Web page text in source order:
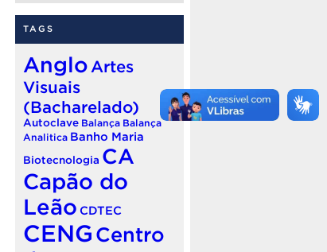
TAGS
Anglo Artes
Visuais
(Bacharelado)
Autoclave Balança Balança
Analitica Banho Maria
Biotecnologia CA
Capão do
Leão CDTEC
CENG Centro